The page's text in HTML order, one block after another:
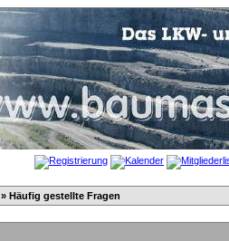
» Häufig gestellte Fragen